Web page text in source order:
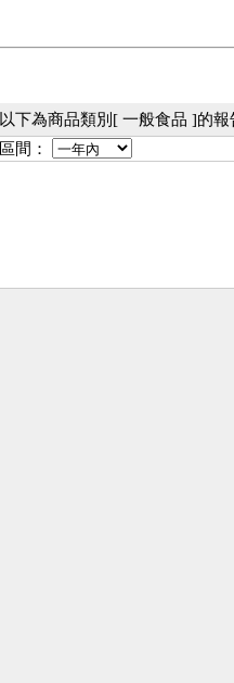
以下為商品類別[ 一般食品 ]的
區間：